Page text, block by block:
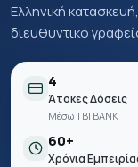
Ελληνική
διευθυντικό
4
Άτοκες Δόσεις
Μέσω TBI BANK
60+
Χρόνια